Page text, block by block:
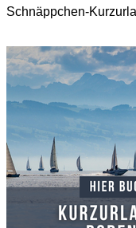
Schnäppchen-